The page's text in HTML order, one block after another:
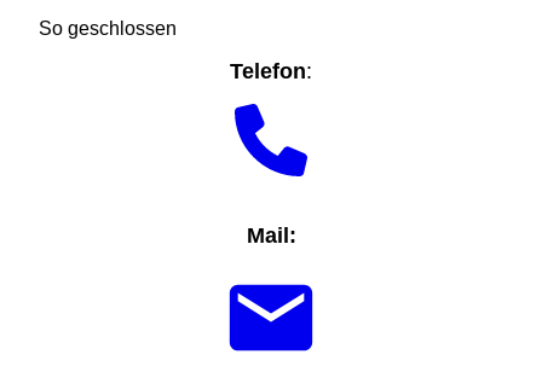
So geschlossen
Telefon:
Mail: